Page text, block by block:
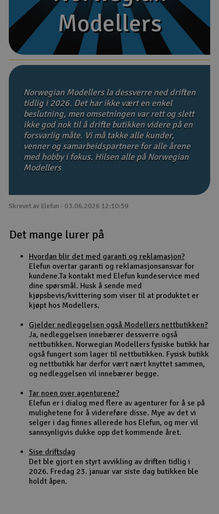
Båter
Droner
Droner for FPV
Fly
Helikopter
Kamerautstyr
Modellbygging, LEGO & byggesett
Outlet
Radioutstyr
Raketter
Smarthjem, lek & hobby
Solenergi
Sparkesykler & elkjøretøy
Gavekort
Modellers
Modellers
Norwegian Modellers la dessverre ned driften
tidlig i 2026. Det har ikke vært en enkel
beslutning, men omsetningen var rett og slett
ikke god nok til å drifte butikken videre på en
forsvarlig måte. Vi må takke alle kunder,
venner og samarbeidspartnere for alle årene
med hobby i fokus. Hilsen alle på Norwegian
Modellers
Skrevet av Elefun - 03.06.2026 12:10:59
Det mange lurer på
Hvordan blir det med garanti og reklamasjon?
Elefun overtar garanti og reklamasjonsansvar for
kundene.Ta kontakt med Elefun kundeservice med
dine spørsmål. Husk å sende med
kjøpsbevis/kvittering som viser til at produktet er
kjøpt hos Modellers.
Gjelder nedleggelsen også Modellers nettbutikken?
Ja, nedleggelsen innebærer dessverre også
nettbutikken. Norwegian Modellers fysiske butikk har
også fungert som lager til nettbutikken. Fysisk butikk
og nettbutikk har derfor vært nært knyttet sammen,
og nedleggelsen vil innebærer begge.
Tar noen over agenturene?
Elefun er i dialog med flere av agenturer for å se på
mulighetene for å videreføre disse. Mye av det vi
selger i dag finnes allerede hos Elefun, og mer vil
sannsynligvis dukke opp det kommende året.
Sise driftsdag
Det ble gjort en styrt avvikling av driften tidlig i
2026. Fredag 23. januar var siste dag butikken ble
holdt åpen.